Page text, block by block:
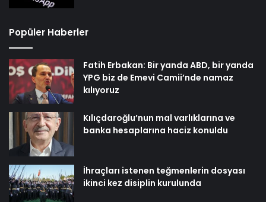
Popüler Haberler
Fatih Erbakan: Bir yanda ABD, bir yanda
YPG biz de Emevi Camii’nde namaz
kılıyoruz
Kılıçdaroğlu’nun mal varlıklarına ve
banka hesaplarına haciz konuldu
İhraçları istenen teğmenlerin dosyası
ikinci kez disiplin kurulunda